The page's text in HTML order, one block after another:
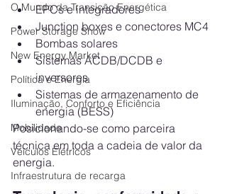
O Mundo da Transição Energética
Power Storage Show
New Energy Market
Política e Energia
Iluminação, Conforto e Eficiência
Mobilidade
Veículos Elétricos
Infraestrutura de recarga
EPCs e integradores
Junction boxes e conectores MC4
Bombas solares
Sistemas ACDB/DCDB e
inversores
Sistemas de armazenamento de
energia (BESS)
Posicionando-se como parceira
técnica em toda a cadeia de valor da
energia.